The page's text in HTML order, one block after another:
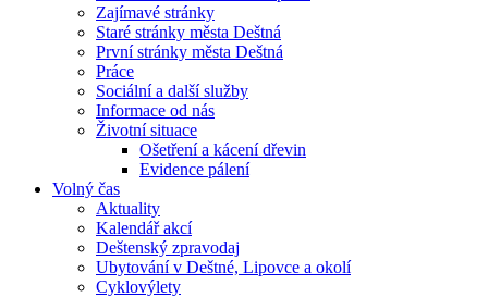
Zajímavé stránky
Staré stránky města Deštná
První stránky města Deštná
Práce
Sociální a další služby
Informace od nás
Životní situace
Ošetření a kácení dřevin
Evidence pálení
Volný čas
Aktuality
Kalendář akcí
Deštenský zpravodaj
Ubytování v Deštné, Lipovce a okolí
Cyklovýlety